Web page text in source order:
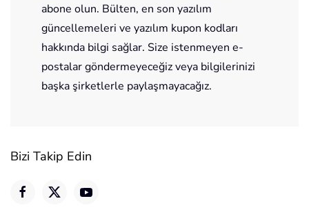
abone olun. Bülten, en son yazılım
güncellemeleri ve yazılım kupon kodları
hakkında bilgi sağlar. Size istenmeyen e-
postalar göndermeyeceğiz veya bilgilerinizi
başka şirketlerle paylaşmayacağız.
Bizi Takip Edin